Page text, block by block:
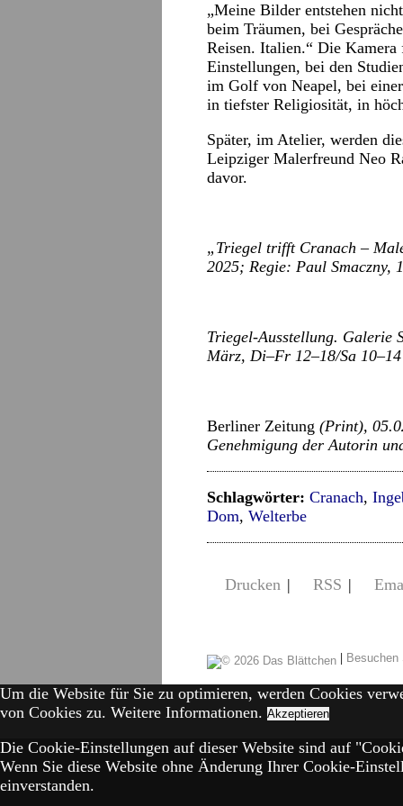
„Meine Bilder entstehen
beim Träumen, bei
Reisen. Italien.“ Die
Einstellungen, bei den
im Golf von Neapel, bei
in tiefster Religiosität, in
Später, im Atelier, werden
Leipziger Malerfreund Neo
davor.
„Triegel trifft Cranach –
2025; Regie: Paul Smaczny,
Triegel-Ausstellung. Galerie
März, Di–Fr 12–18/Sa
Berliner Zeitung (Print),
Genehmigung der Autorin
Schlagwörter: Cranach,
Dom, Welterbe
Drucken | RSS |
|
Um die Website für Sie zu optimieren, werden Cookies
von Cookies zu. Weitere Informationen. Akzeptieren
Die Cookie-Einstellungen auf dieser Website sind auf
Wenn Sie diese Website ohne Änderung Ihrer Cookie-
einverstanden.